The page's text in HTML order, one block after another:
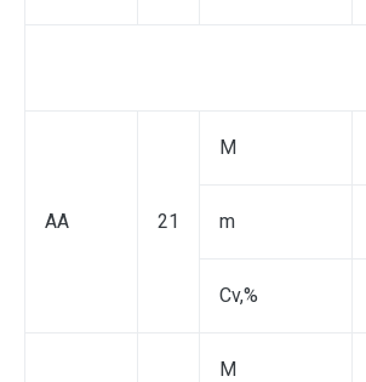
AA 21
M
m
Cv,%
M